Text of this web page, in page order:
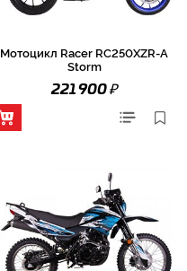
Мотоцикл Racer RC250XZR-A
Storm
221 900₽